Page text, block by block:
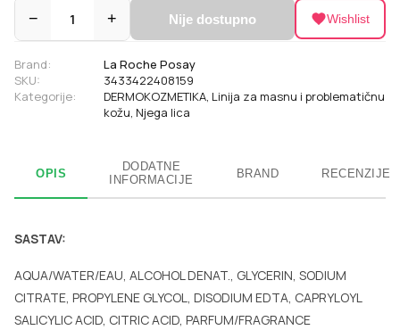
− 1 + Nije dostupno Wishlist
Brand:
La Roche Posay
SKU:
3433422408159
Kategorije:
DERMOKOZMETIKA, Linija za masnu i problematičnu
kožu, Njega lica
OPIS
DODATNE
INFORMACIJE
BRAND RECENZIJE
SASTAV:
AQUA/WATER/EAU, ALCOHOL DENAT., GLYCERIN, SODIUM
CITRATE, PROPYLENE GLYCOL, DISODIUM EDTA, CAPRYLOYL
SALICYLIC ACID, CITRIC ACID, PARFUM/FRAGRANCE